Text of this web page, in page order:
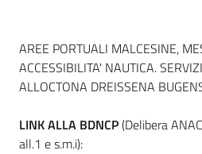
AREE PORTUALI MALCESINE,
ACCESSIBILITA' NAUTICA.
ALLOCTONA DREISSENA
LINK ALLA BDNCP(Delibera
all.1 e s.m.i):